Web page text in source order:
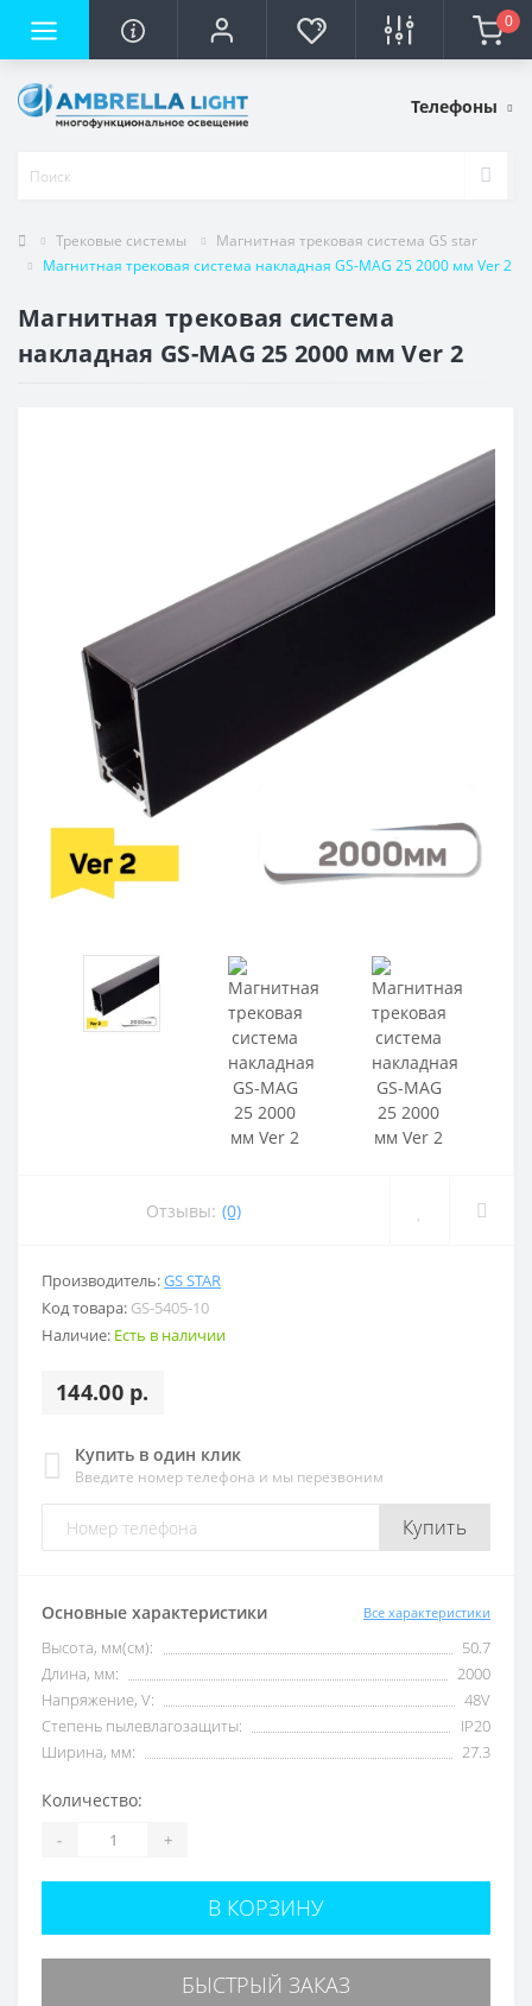
0
Телефоны
Трековые системы
Магнитная трековая система GS star
Магнитная трековая система накладная GS-MAG 25 2000 мм Ver 2
Магнитная трековая система
накладная GS-MAG 25 2000 мм Ver 2
Отзывы: (0)
Производитель:GS STAR
Код товара: GS-5405-10
Наличие: Есть в наличии
144.00 р.
Купить в один клик
Введите номер телефона и мы перезвоним
Купить
Основные характеристики Все характеристики
Высота, мм(см):
50.7
Длина, мм:
2000
Напряжение, V:
48V
Степень пылевлагозащиты:
IP20
Ширина, мм:
27.3
Количество:
- +
В КОРЗИНУ
БЫСТРЫЙ ЗАКАЗ